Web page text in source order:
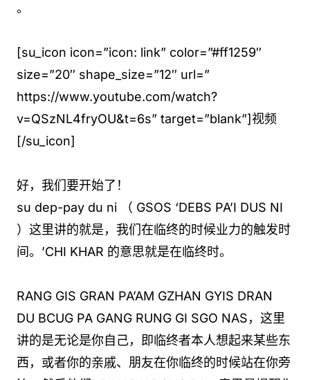
。
[su_icon icon=”icon: link” color=”#ff1259″
size=”20″ shape_size=”12″ url=”
https://www.youtube.com/watch?
v=QSzNL4fryOU&t=6s” target=”blank”]视频
[/su_icon]
好，我们要开始了！
su dep-pay du ni （ GSOS ‘DEBS PA’I DUS NI
）这里讲的就是，我们在临终的时候业力的触发时
间。’CHI KHAR 的意思就是在临终时。
RANG GIS GRAN PA’AM GZHAN GYIS DRAN
DU BCUG PA GANG RUNG GI SGO NAS，这里
讲的是无论是你自己，即临终者本人想起来某些东
西，或者你的亲戚、朋友在你临终的时候站在你旁